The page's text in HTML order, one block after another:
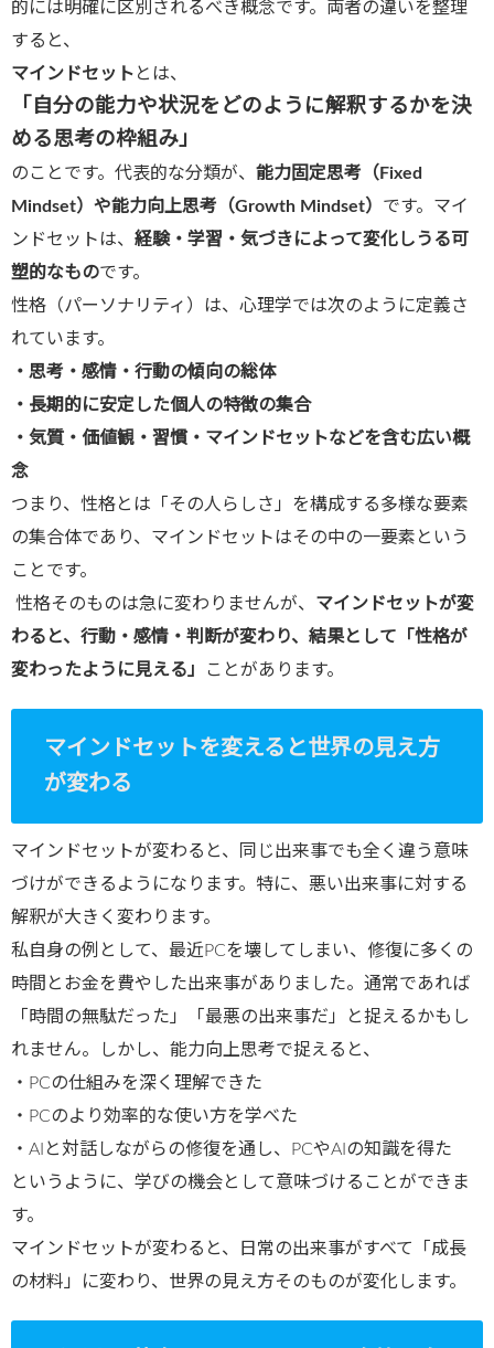
的には明確に区別されるべき概念です。両者の違いを整理
すると、
マインドセット とは、
「自分の能力や状況をどのように解釈するかを決
める思考の枠組み」
のことです。代表的な分類が、 能力固定思考（Fixed
Mindset）や能力向上思考（Growth Mindset） です。マイ
ンドセットは、 経験・学習・気づきによって変化しうる可
塑的なものです。
性格（パーソナリティ）は、心理学では次のように定義さ
れています。
・思考・感情・行動の傾向の総体
・長期的に安定した個人の特徴の集合
・気質・価値観・習慣・マインドセットなどを含む広い概
念
つまり、性格とは「その人らしさ」を構成する多様な要素
の集合体であり、マインドセットはその中の一要素という
ことです。
性格そのものは急に変わりませんが、 マインドセットが変
わると、行動・感情・判断が変わり、結果として「性格が
変わったように見える」
ことがあります。
マインドセットを変えると世界の見え方
が変わる
マインドセットが変わると、同じ出来事でも全く違う意味
づけができるようになります。特に、悪い出来事に対する
解釈が大きく変わります。
私自身の例として、最近PCを壊してしまい、修復に多くの
時間とお金を費やした出来事がありました。通常であれば
「時間の無駄だった」「最悪の出来事だ」と捉えるかもし
れません。しかし、能力向上思考で捉えると、
・PCの仕組みを深く理解できた
・PCのより効率的な使い方を学べた
・AIと対話しながらの修復を通し、PCやAIの知識を得た
というように、学びの機会として意味づけることができま
す。
マインドセットが変わると、日常の出来事がすべて「成長
の材料」に変わり、世界の見え方そのものが変化します。